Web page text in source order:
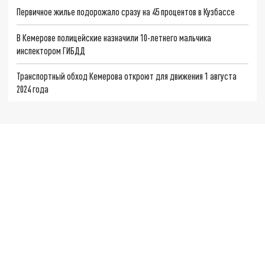
Первичное жилье подорожало сразу на 45 процентов в Кузбассе
В Кемерове полицейские назначили 10-летнего мальчика
инспектором ГИБДД
Транспортный обход Кемерова откроют для движения 1 августа
2024 года